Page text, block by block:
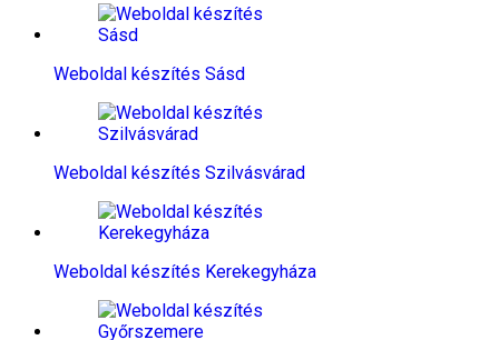
Weboldal készítés​ Sásd
Weboldal készítés​ Szilvásvárad
Weboldal készítés​ Kerekegyháza